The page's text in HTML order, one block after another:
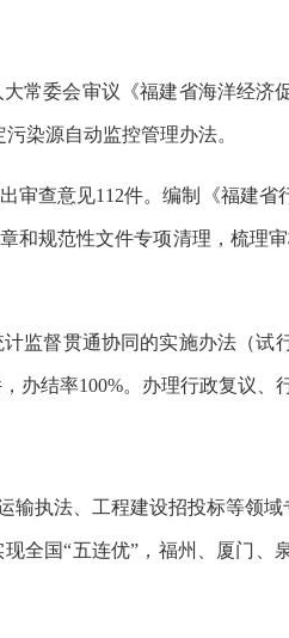
常委会审议《福建省海洋经济
染源自动监控管理办法。
审查意见112件。编制《福建省
规范性文件专项清理，梳理
监督贯通协同的实施办法（试
结率100%。办理行政复议、
输执法、工程建设招投标等领
全国“五连优”，福州、厦门